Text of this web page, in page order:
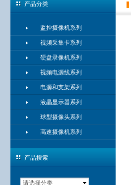
产品搜索
请选择分类
产品分类
监控摄像机系列
视频采集卡系列
硬盘录像机系列
视频电源线系列
电源和支架系列
液晶显示器系列
球型摄像头系列
高速摄像机系列